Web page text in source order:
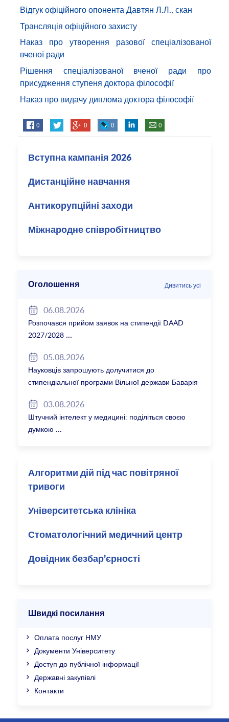
Відгук офіційного опонента Давтян Л.Л., скан
Трансляція офіційного захисту
Наказ про утворення разової спеціалізованої
вченої ради
Рішення спеціалізованої вченої ради про
присудження ступеня доктора філософії
Наказ про видачу диплома доктора філософії
0 0 0 0
Вступна кампанія 2026
Дистанційне навчання
Антикорупційні заходи
Міжнародне співробітництво
Оголошення Дивитись усі
06.08.2026
Розпочався прийом заявок на стипендії DAAD
2027/2028
05.08.2026
Науковців запрошують долучитися до
стипендіальної програми Вільної держави Баварія
03.08.2026
Штучний інтелект у медицині: поділіться своєю
думкою
Алгоритми дій під час повітряної
тривоги
Університетська клініка
Стоматологічний медичний центр
Довідник безбар’єрності
Швидкі посилання
Оплата послуг НМУ
Документи Університету
Доступ до публічної інформації
Державні закупівлі
Контакти